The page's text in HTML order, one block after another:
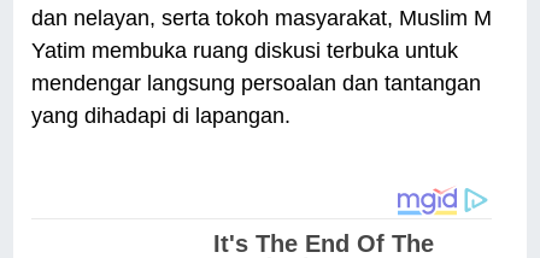
dan nelayan, serta tokoh masyarakat, Muslim M
Yatim membuka ruang diskusi terbuka untuk
mendengar langsung persoalan dan tantangan
yang dihadapi di lapangan.